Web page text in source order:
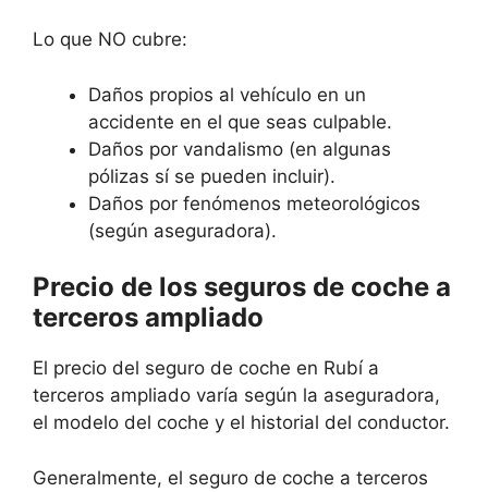
Lo que NO cubre:
Daños propios al vehículo en un
accidente en el que seas culpable.
Daños por vandalismo (en algunas
pólizas sí se pueden incluir).
Daños por fenómenos meteorológicos
(según aseguradora).
Precio de los seguros de coche a
terceros ampliado
El precio del seguro de coche en Rubí a
terceros ampliado varía según la aseguradora,
el modelo del coche y el historial del conductor.
Generalmente, el seguro de coche a terceros